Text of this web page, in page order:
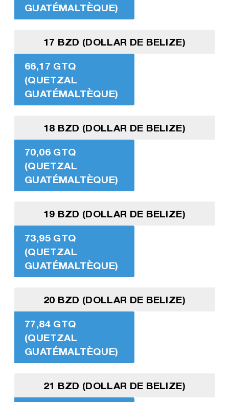
GUATÉMALTÈQUE)
17 BZD (DOLLAR DE BELIZE)
66,17 GTQ
(QUETZAL
GUATÉMALTÈQUE)
18 BZD (DOLLAR DE BELIZE)
70,06 GTQ
(QUETZAL
GUATÉMALTÈQUE)
19 BZD (DOLLAR DE BELIZE)
73,95 GTQ
(QUETZAL
GUATÉMALTÈQUE)
20 BZD (DOLLAR DE BELIZE)
77,84 GTQ
(QUETZAL
GUATÉMALTÈQUE)
21 BZD (DOLLAR DE BELIZE)